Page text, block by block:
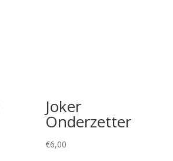
Joker
Onderzetter
€6,00